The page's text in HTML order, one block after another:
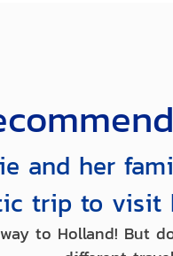
and her
trip to visit
to Holland! But